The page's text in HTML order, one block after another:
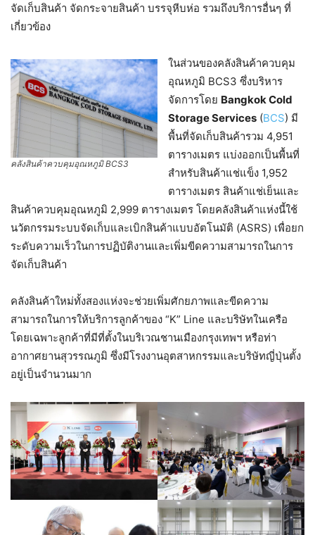
จัดเก็บสินค้า จัดกระจายสินค้า บรรจุหีบห่อ รวมถึงบริการอื่นๆ ที่
เกี่ยวข้อง
คลังสินค้าควบคุมอุณหภูมิ BCS3
ในส่วนของคลังสินค้าควบคุม
อุณหภูมิ BCS3 ซึ่งบริหาร
จัดการโดย Bangkok Cold
Storage Services (BCS) มี
พื้นที่จัดเก็บสินค้ารวม 4,951
ตารางเมตร แบ่งออกเป็นพื้นที่
สำหรับสินค้าแช่แข็ง 1,952
ตารางเมตร สินค้าแช่เย็นและ
สินค้าควบคุมอุณหภูมิ 2,999 ตารางเมตร โดยคลังสินค้าแห่งนี้ใช้
นวัตกรรมระบบจัดเก็บและเบิกสินค้าแบบอัตโนมัติ (ASRS) เพื่อยก
ระดับความเร็วในการปฏิบัติงานและเพิ่มขีดความสามารถในการ
จัดเก็บสินค้า
คลังสินค้าใหม่ทั้งสองแห่งจะช่วยเพิ่มศักยภาพและขีดความ
สามารถในการให้บริการลูกค้าของ “K” Line และบริษัทในเครือ
โดยเฉพาะลูกค้าที่มีที่ตั้งในบริเวณชานเมืองกรุงเทพฯ หรือท่า
อากาศยานสุวรรณภูมิ ซึ่งมีโรงงานอุตสาหกรรมและบริษัทญี่ปุ่นตั้ง
อยู่เป็นจำนวนมาก